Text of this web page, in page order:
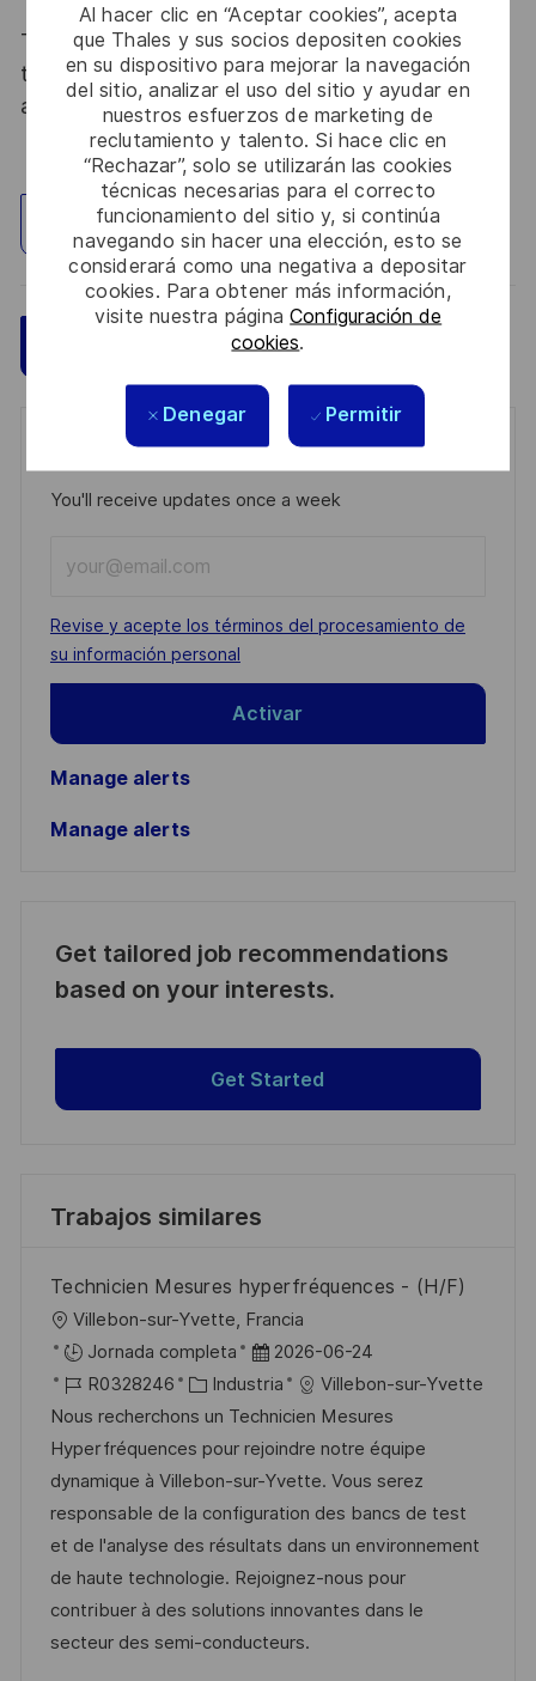
Al hacer clic en “Aceptar cookies”, acepta
que Thales y sus socios depositen cookies
en su dispositivo para mejorar la navegación
del sitio, analizar el uso del sitio y ayudar en
nuestros esfuerzos de marketing de
reclutamiento y talento. Si hace clic en
“Rechazar”, solo se utilizarán las cookies
técnicas necesarias para el correcto
funcionamiento del sitio y, si continúa
navegando sin hacer una elección, esto se
considerará como una negativa a depositar
cookies. Para obtener más información,
visite nuestra páginaConfiguración de
cookies.
Denegar Permitir
Thales, entreprise Handi-Engagée, reconnait
tous les talents. La diversité est notre meilleur
atout. Postulez et rejoignez nous !
Explorar ubicación
Guardar
Get notified for similar jobs
You'll receive updates once a week
Email
address
(Required)
Required
Revise y acepte los términos del procesamiento de
su información personal
Activar
Manage alerts
Manage alerts
Get tailored job recommendations
based on your interests.
Get Started
Trabajos similares
Technicien Mesures hyperfréquences - (H/F)
U
b
c
a
c
i
ó
n
Villebon-sur-Yvette, Francia
Jornada completa
F
e
c
h
a
d
e
p
u
b
2026-06-24
I
D
d
e
e
m
p
l
e
R0328246
C
a
t
e
g
o
r
a
Industria
Villebon-sur-Yvette
Nous recherchons un Technicien Mesures
Hyperfréquences pour rejoindre notre équipe
dynamique à Villebon-sur-Yvette. Vous serez
responsable de la configuration des bancs de test
et de l'analyse des résultats dans un environnement
de haute technologie. Rejoignez-nous pour
contribuer à des solutions innovantes dans le
secteur des semi-conducteurs.